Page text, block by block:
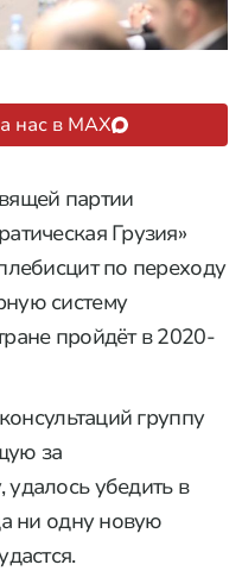
нас в MAX
партии
Грузия»
по переходу
систему
пройдёт в 2020-
группу
за
убедить в
ни одну новую